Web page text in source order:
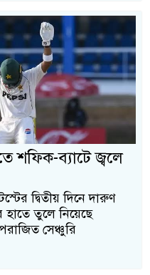
শফিক-ব্যাটে জ্বলে
দ্বিতীয় দিনে দারুণ
হাতে তুলে নিয়েছে
সেঞ্চুরি